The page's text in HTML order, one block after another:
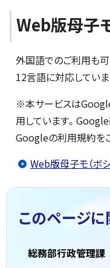
Web版母子
外国語でのご利用も可
12言語に対応していま
※本サービスは
用しています。
Googleの利用規約を
Web版母子モ（ボシ
このページに
総務部行政管理課